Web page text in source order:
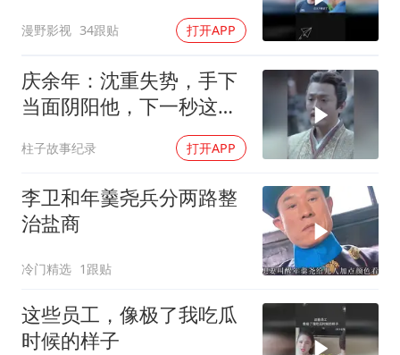
漫野影视 34跟贴 打开APP
庆余年：沈重失势，手下
当面阴阳他，下一秒这幕
柱子故事纪录 打开APP
李卫和年羹尧兵分两路整
治盐商
冷门精选 1跟贴
这些员工，像极了我吃瓜
时候的样子